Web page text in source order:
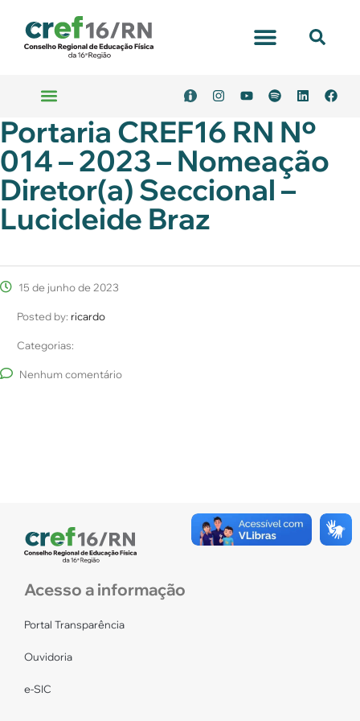
Portaria CREF16 RN Nº
014 – 2023 – Nomeação
Diretor(a) Seccional –
Lucicleide Braz
15 de junho de 2023
Posted by: ricardo
Categorias:
Nenhum comentário
Acesso a informação
Portal Transparência
Ouvidoria
e-SIC